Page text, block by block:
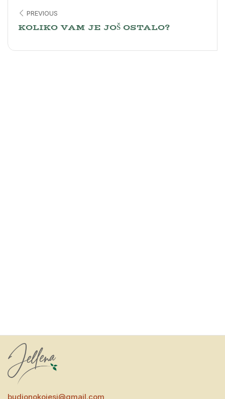
PREVIOUS
KOLIKO VAM JE JOŠ OSTALO?
budionokojesi@gmail.com